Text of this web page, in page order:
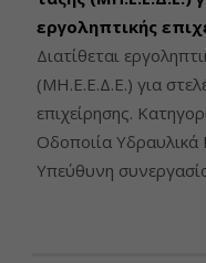
εργοληπτικής
Διατίθεται
(ΜΗ.Ε.Ε.Δ.Ε.) για
επιχείρησης.
Οδοποιία Υδραυλικά
Υπεύθυνη